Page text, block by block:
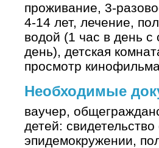
проживание, 3-
4-14 лет, лечение,
водой (1 час в день
день), детская
просмотр
Необходимые
ваучер,
детей:
эпидемокружении,